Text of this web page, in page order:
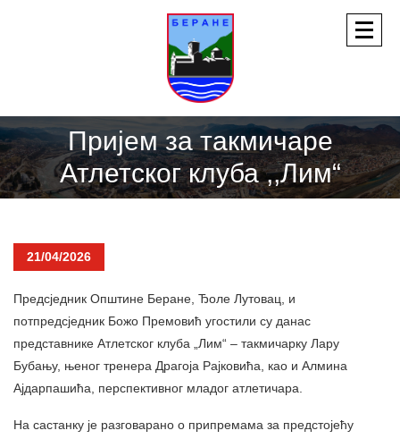
Пријем за такмичаре
Атлетског клуба ,,Лим“
21/04/2026
Предсједник Општине Беране, Ђоле Лутовац, и
потпредсједник Божо Премовић угостили су данас
представнике Атлетског клуба „Лим“ – такмичарку Лару
Бубању, њеног тренера Драгоја Рајковића, као и Алмина
Ајдарпашића, перспективног младог атлетичара.
На састанку је разговарано о припремама за предстојећу